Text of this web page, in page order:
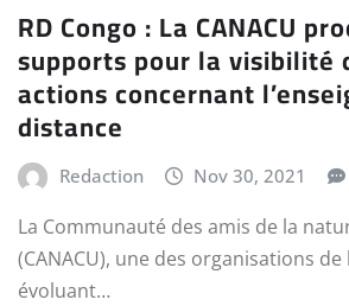
RD Congo : La CANACU
supports pour la visibilité
actions concernant
distance
Redaction Nov 30, 2021
La Communauté des amis de la
(CANACU), une des organisations
évoluant…